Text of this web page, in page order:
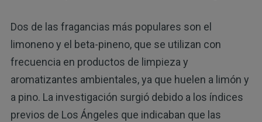
Dos de las fragancias más populares son el
limoneno y el beta-pineno, que se utilizan con
frecuencia en productos de limpieza y
aromatizantes ambientales, ya que huelen a limón y
a pino. La investigación surgió debido a los índices
previos de Los Ángeles que indicaban que las